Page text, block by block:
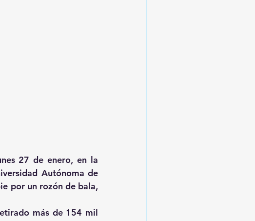
27 de enero, en la
Autónoma de
por un rozón de bala,
más de 154 mil